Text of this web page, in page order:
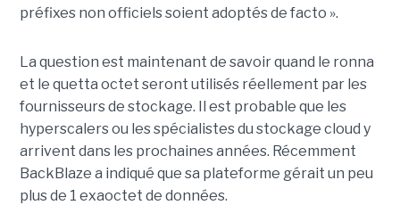
préfixes non officiels soient adoptés de facto ».
La question est maintenant de savoir quand le ronna
et le quetta octet seront utilisés réellement par les
fournisseurs de stockage. Il est probable que les
hyperscalers ou les spécialistes du stockage cloud y
arrivent dans les prochaines années. Récemment
BackBlaze a indiqué que sa plateforme gérait un peu
plus de 1 exaoctet de données.